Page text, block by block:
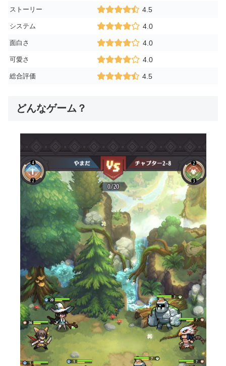
ストーリー 4.5
システム 4.0
面白さ 4.0
可愛さ 4.0
総合評価 4.5
どんなゲーム？